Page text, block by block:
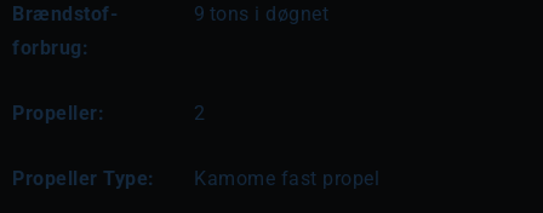
Brændstof-
forbrug:
9 tons i døgnet
Propeller: 2
Propeller Type: Kamome fast propel